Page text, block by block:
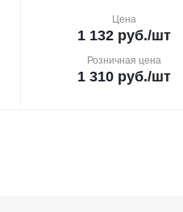
Цена
1 132руб./шт
Розничная цена
1 310руб./шт